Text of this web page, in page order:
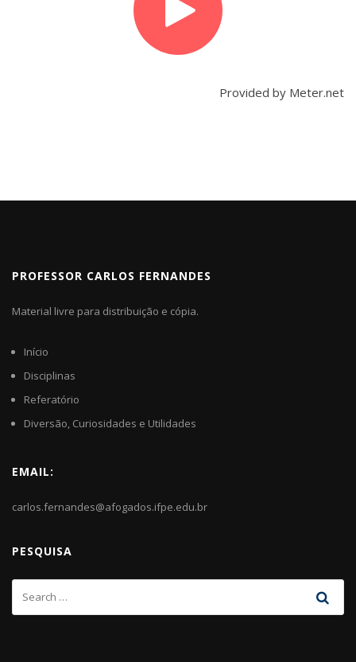
Provided by Meter.net
PROFESSOR CARLOS FERNANDES
Material livre para distribuição e cópia.
Início
Disciplinas
Referatório
Diversão, Curiosidades e Utilidades
EMAIL:
carlos.fernandes@afogados.ifpe.edu.br
PESQUISA